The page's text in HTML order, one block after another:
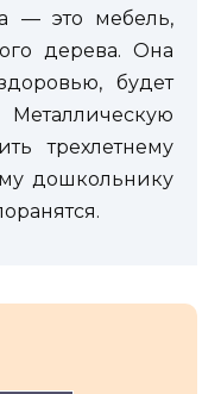
— это мебель,
дерева. Она
будет
трехлетнему
дошкольнику